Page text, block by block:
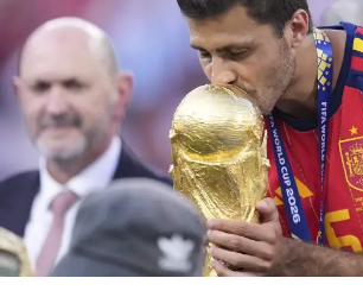
pic.twitter.com/
— Inter Miami CF
(@InterMiamiCF)
August 6, 2026
SI CAPITÁN!